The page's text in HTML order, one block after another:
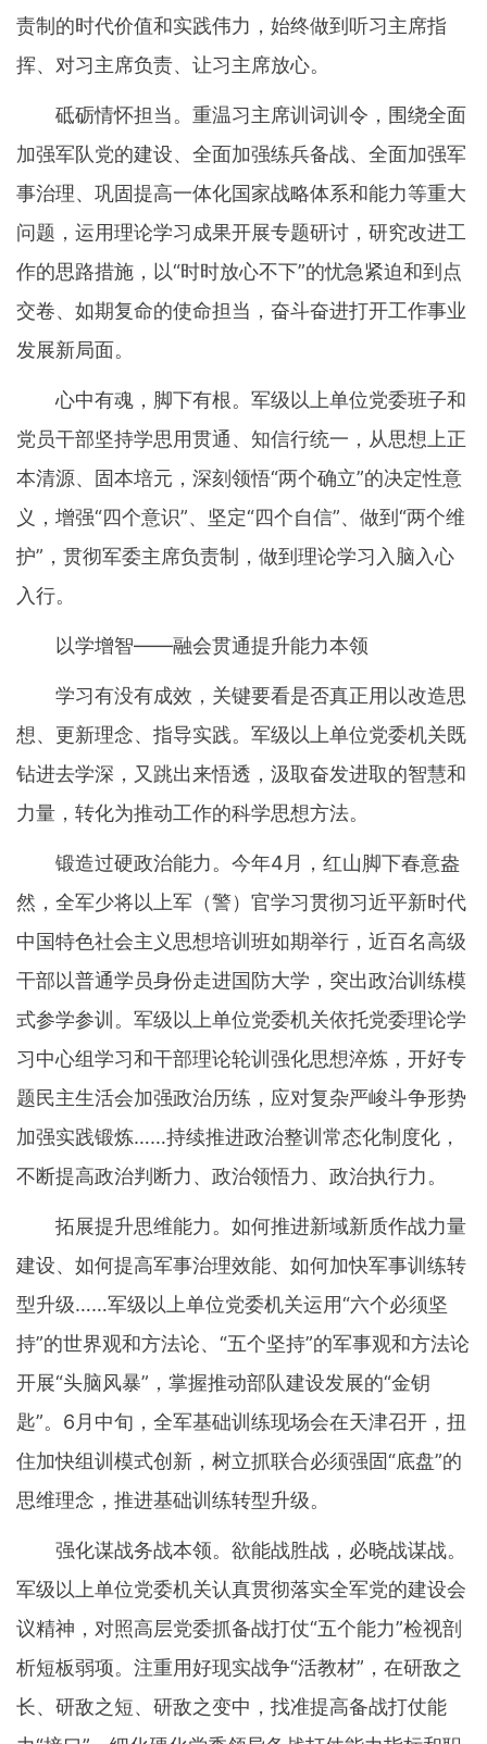
责制的时代价值和实践伟力，始终做到听习主席指
挥、对习主席负责、让习主席放心。
砥砺情怀担当。重温习主席训词训令，围绕全面
加强军队党的建设、全面加强练兵备战、全面加强军
事治理、巩固提高一体化国家战略体系和能力等重大
问题，运用理论学习成果开展专题研讨，研究改进工
作的思路措施，以“时时放心不下”的忧急紧迫和到点
交卷、如期复命的使命担当，奋斗奋进打开工作事业
发展新局面。
心中有魂，脚下有根。军级以上单位党委班子和
党员干部坚持学思用贯通、知信行统一，从思想上正
本清源、固本培元，深刻领悟“两个确立”的决定性意
义，增强“四个意识”、坚定“四个自信”、做到“两个维
护”，贯彻军委主席负责制，做到理论学习入脑入心
入行。
以学增智——融会贯通提升能力本领
学习有没有成效，关键要看是否真正用以改造思
想、更新理念、指导实践。军级以上单位党委机关既
钻进去学深，又跳出来悟透，汲取奋发进取的智慧和
力量，转化为推动工作的科学思想方法。
锻造过硬政治能力。今年4月，红山脚下春意盎
然，全军少将以上军（警）官学习贯彻习近平新时代
中国特色社会主义思想培训班如期举行，近百名高级
干部以普通学员身份走进国防大学，突出政治训练模
式参学参训。军级以上单位党委机关依托党委理论学
习中心组学习和干部理论轮训强化思想淬炼，开好专
题民主生活会加强政治历练，应对复杂严峻斗争形势
加强实践锻炼……持续推进政治整训常态化制度化，
不断提高政治判断力、政治领悟力、政治执行力。
拓展提升思维能力。如何推进新域新质作战力量
建设、如何提高军事治理效能、如何加快军事训练转
型升级……军级以上单位党委机关运用“六个必须坚
持”的世界观和方法论、“五个坚持”的军事观和方法论
开展“头脑风暴”，掌握推动部队建设发展的“金钥
匙”。6月中旬，全军基础训练现场会在天津召开，扭
住加快组训模式创新，树立抓联合必须强固“底盘”的
思维理念，推进基础训练转型升级。
强化谋战务战本领。欲能战胜战，必晓战谋战。
军级以上单位党委机关认真贯彻落实全军党的建设会
议精神，对照高层党委抓备战打仗“五个能力”检视剖
析短板弱项。注重用好现实战争“活教材”，在研敌之
长、研敌之短、研敌之变中，找准提高备战打仗能